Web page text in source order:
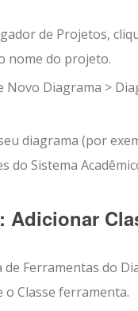
de Projetos,
nome do projeto.
Novo Diagrama >
diagrama (por
do Sistema
Adicionar
de Ferramentas do
oClasse ferramenta.